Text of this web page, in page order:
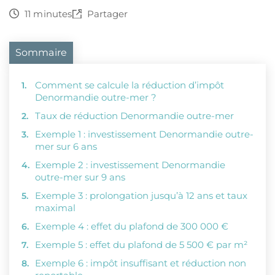
11 minutes Partager
Sommaire
Comment se calcule la réduction d’impôt
Denormandie outre-mer ?
Taux de réduction Denormandie outre-mer
Exemple 1 : investissement Denormandie outre-
mer sur 6 ans
Exemple 2 : investissement Denormandie
outre-mer sur 9 ans
Exemple 3 : prolongation jusqu’à 12 ans et taux
maximal
Exemple 4 : effet du plafond de 300 000 €
Exemple 5 : effet du plafond de 5 500 € par m²
Exemple 6 : impôt insuffisant et réduction non